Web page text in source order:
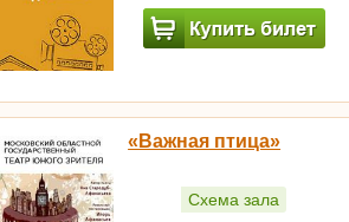
«Важная птица»
Схема зала